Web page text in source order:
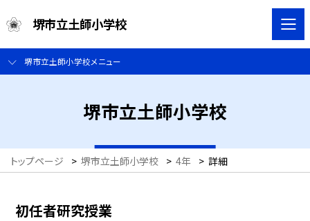
堺市立土師小学校
堺市立土師小学校メニュー
堺市立土師小学校
トップページ > 堺市立土師小学校 > 4年 > 詳細
初任者研究授業